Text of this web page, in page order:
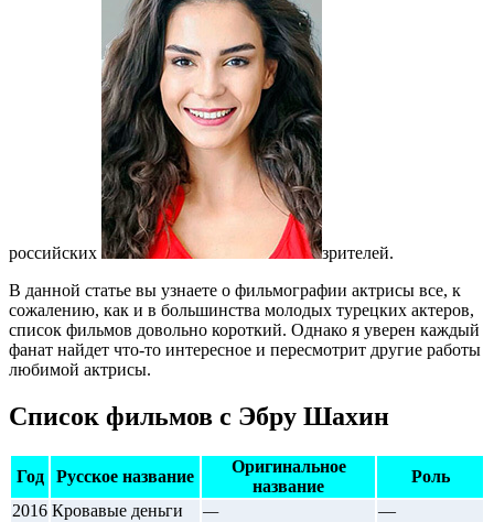
российских
зрителей.
В данной статье вы узнаете о фильмографии актрисы все, к
сожалению, как и в большинства молодых турецких актеров,
список фильмов довольно короткий. Однако я уверен каждый
фанат найдет что-то интересное и пересмотрит другие работы
любимой актрисы.
Список фильмов с Эбру Шахин
Год Русское название
Оригинальное
название
Роль
2016 Кровавые деньги —
—